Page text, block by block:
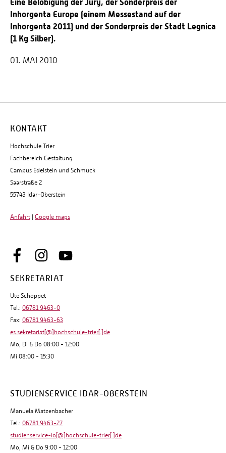
Eine Belobigung der Jury, der Sonderpreis der
Inhorgenta Europe (einem Messestand auf der
Inhorgenta 2011) und der Sonderpreis der Stadt Legnica
(1 Kg Silber).
01. MAI 2010
KONTAKT
Hochschule Trier
Fachbereich Gestaltung
Campus Edelstein und Schmuck
Saarstraße 2
55743 Idar-Oberstein
Anfahrt Google maps
SEKRETARIAT
Ute Schoppet
Tel.: 06781 9463-0
Fax: 06781 9463-63
es.sekretariat[@]hochschule-trier[.]de
Mo, Di & Do 08:00 - 12:00
Mi 08:00 - 15:30
STUDIENSERVICE IDAR-OBERSTEIN
Manuela Matzenbacher
Tel.: 06781 9463-27
studienservice-io[@]hochschule-trier[.]de
Mo, Mi & Do 9:00 - 12:00